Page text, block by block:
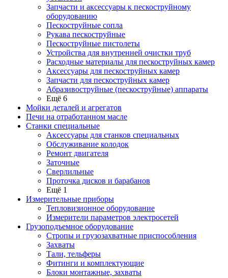
Запчасти и аксессуары к пескоструйному
оборудованию
Пескоструйные сопла
Рукава пескоструйные
Пескоструйные пистолеты
Устройства для внутренней очистки труб
Расходные материалы для пескоструйных камер
Аксессуары для пескоструйных камер
Запчасти для пескоструйных камер
Абразивоструйные (пескоструйные) аппараты
Ещё 6
Мойки деталей и агрегатов
Печи на отработанном масле
Станки специальные
Аксессуары для станков специальных
Обслуживание колодок
Ремонт двигателя
Заточные
Сверлильные
Проточка дисков и барабанов
Ещё 1
Измерительные приборы
Тепловизионное оборудование
Измерители параметров электросетей
Грузоподъемное оборудование
Стропы и грузозахватные приспособления
Захваты
Тали, тельферы
Фитинги и комплектующие
Блоки монтажные, захваты